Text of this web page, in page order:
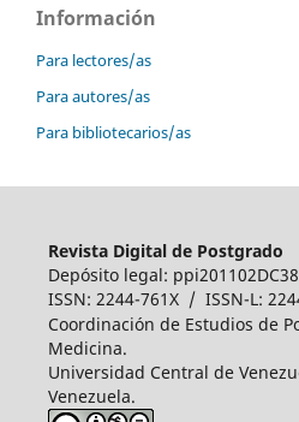
Información
Para lectores/as
Para autores/as
Para bibliotecarios/as
Revista Digital de Postgrado
Depósito legal:
ISSN: 2244-761X / ISSN-L:
Coordinación de Estudios de
Medicina.
Universidad Central de
Venezuela.